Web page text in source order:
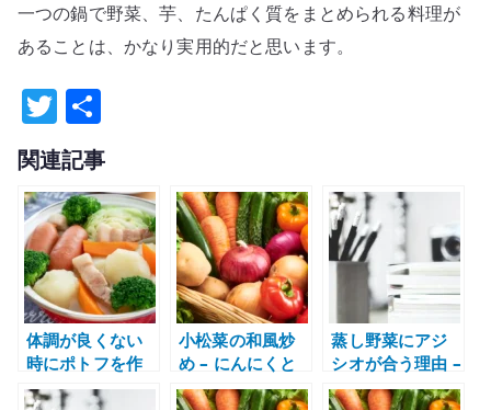
一つの鍋で野菜、芋、たんぱく質をまとめられる料理が
あることは、かなり実用的だと思います。
T
w
it
te
r
有
関連記事
体調が良くない
時にポトフを作
る – 食生活を立
小松菜の和風炒
め – にんにくと
生姜で青菜を食
蒸し野菜にアジ
シオが合う理由 –
塩味とうま味で